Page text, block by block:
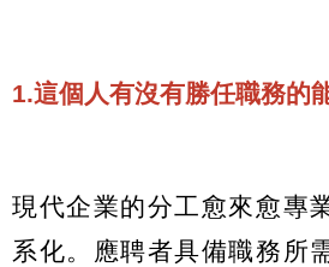
1.這個人有沒有勝任職務的
現代企業的分工愈來愈專
系化。應聘者具備職務所